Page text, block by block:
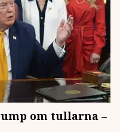
om tullarna –